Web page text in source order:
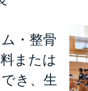
・整骨
または
き、生